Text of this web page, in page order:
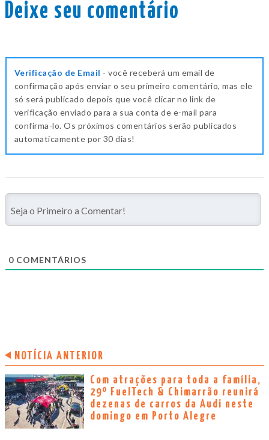
Deixe seu comentário
Verificação de Email - você receberá um email de
confirmação após enviar o seu primeiro comentário, mas ele
só será publicado depois que você clicar no link de
verificação enviado para a sua conta de e-mail para
confirma-lo. Os próximos comentários serão publicados
automaticamente por 30 dias!
0 COMENTÁRIOS
NOTÍCIA ANTERIOR
Com atrações para toda a família,
29º FuelTech & Chimarrão reunirá
dezenas de carros da Audi neste
domingo em Porto Alegre